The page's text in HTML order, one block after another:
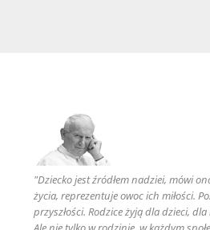
"Dziecko jest źródłem nadziei, mówi
życia, reprezentuje owoc ich miłości.
przyszłości. Rodzice żyją dla dzieci,